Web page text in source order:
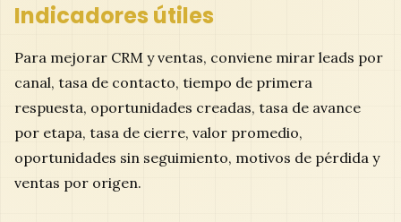
Indicadores útiles
Para mejorar CRM y ventas, conviene mirar leads por
canal, tasa de contacto, tiempo de primera
respuesta, oportunidades creadas, tasa de avance
por etapa, tasa de cierre, valor promedio,
oportunidades sin seguimiento, motivos de pérdida y
ventas por origen.